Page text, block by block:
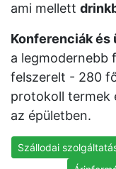
ami mellett
Konferenciák és
a legmodernebb
felszerelt - 280
protokoll termek
az épületben.
Szállodai